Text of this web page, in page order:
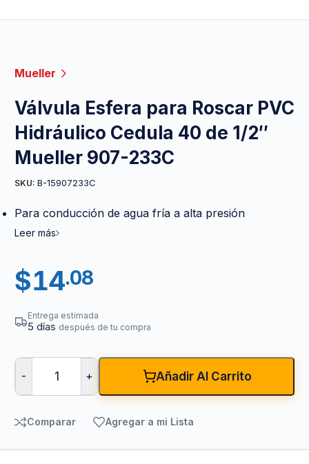
Mueller
Válvula Esfera para Roscar PVC
Hidráulico Cedula 40 de 1/2″
Mueller 907-233C
SKU: B-15907233C
Para conducción de agua fría a alta presión
Leer más
$14.08
Entrega estimada
5 días después de tu compra
- + Añadir Al Carrito
Comparar Agregar a mi Lista